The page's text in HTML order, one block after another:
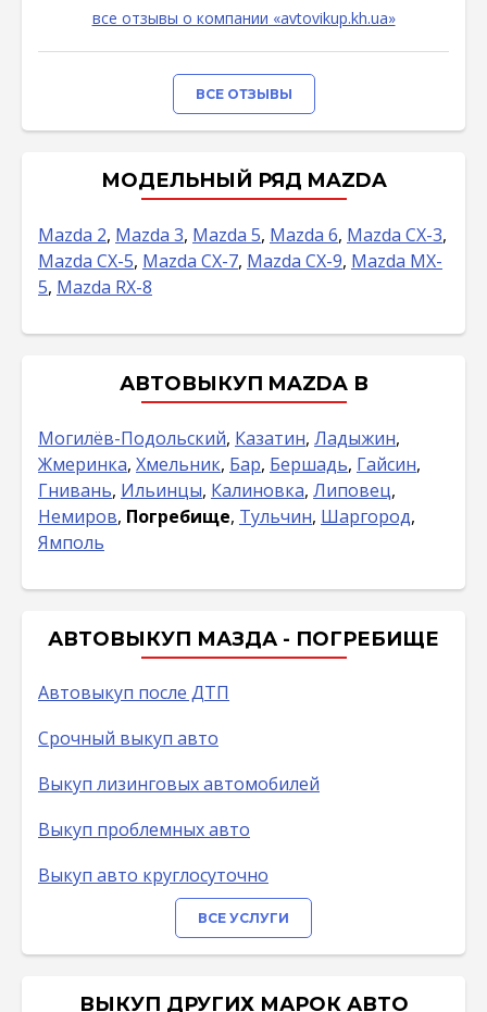
все отзывы о компании «avtovikup.kh.ua»
ВСЕ ОТЗЫВЫ
МОДЕЛЬНЫЙ РЯД MAZDA
Mazda 2, Mazda 3, Mazda 5, Mazda 6, Mazda CX-3,
Mazda CX-5, Mazda CX-7, Mazda CX-9, Mazda MX-
5, Mazda RX-8
АВТОВЫКУП MAZDA В
Могилёв-Подольский, Казатин, Ладыжин,
Жмеринка, Хмельник, Бар, Бершадь, Гайсин,
Гнивань, Ильинцы, Калиновка, Липовец,
Немиров, Погребище, Тульчин, Шаргород,
Ямполь
АВТОВЫКУП МАЗДА - ПОГРЕБИЩЕ
Автовыкуп после ДТП
Срочный выкуп авто
Выкуп лизинговых автомобилей
Выкуп проблемных авто
Выкуп авто круглосуточно
ВСЕ УСЛУГИ
ВЫКУП ДРУГИХ МАРОК АВТО